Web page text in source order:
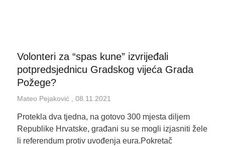
Volonteri za “spas kune” izvrijeđali
potpredsjednicu Gradskog vijeća Grada
Požege?
Mateo Pejaković 08.11.2021
Protekla dva tjedna, na gotovo 300 mjesta diljem
Republike Hrvatske, građani su se mogli izjasniti žele
li referendum protiv uvođenja eura.Pokretač